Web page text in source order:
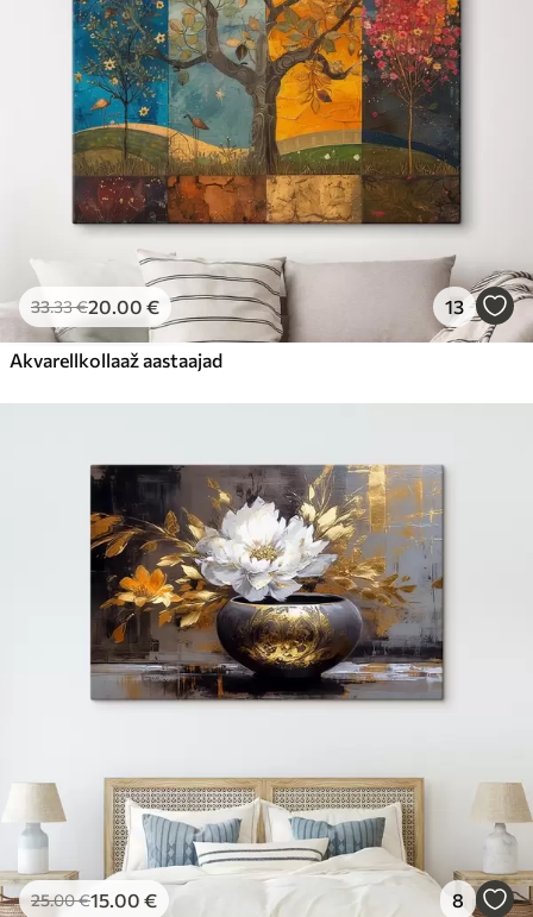
33.33€20.00 € 13
Akvarellkollaaž aastaajad
25.00€15.00 € 8